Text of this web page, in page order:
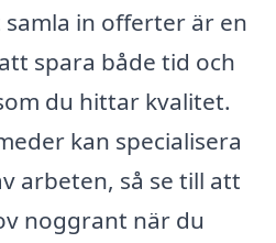
in offerter är en
spara både tid och
du hittar kvalitet.
kan specialisera
arbeten, så se till att
noggrant när du